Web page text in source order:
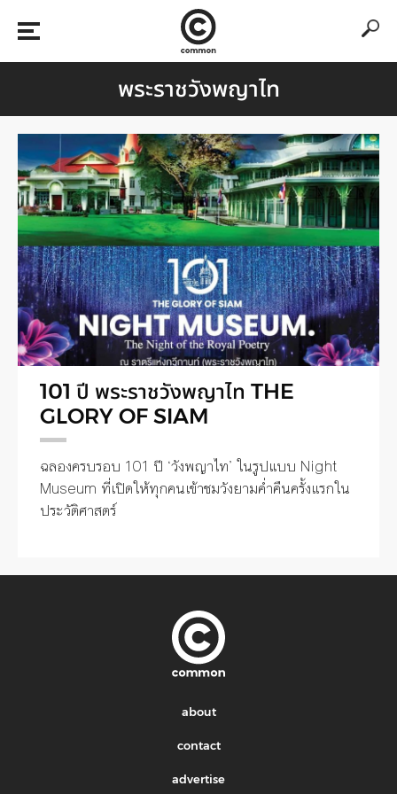
พระราชวังพญาไท
101 ปี พระราชวังพญาไท THE
GLORY OF SIAM
ฉลองครบรอบ 101 ปี ‘วังพญาไท’ ในรูปแบบ Night
Museum ที่เปิดให้ทุกคนเข้าชมวังยามค่ำคืนครั้งแรกใน
ประวัติศาสตร์
about
contact
advertise